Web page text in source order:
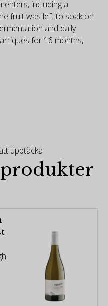
including a
fruit was left to soak on
and daily
for 16 months,
upptäcka